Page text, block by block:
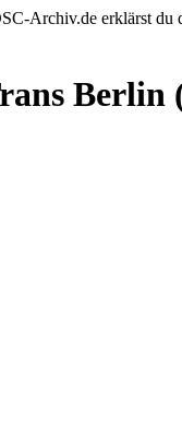
Archiv.de erklärst du
Berlin